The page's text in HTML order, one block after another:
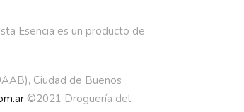
Esencia es un producto de
Ciudad de Buenos
©2021 Droguería del